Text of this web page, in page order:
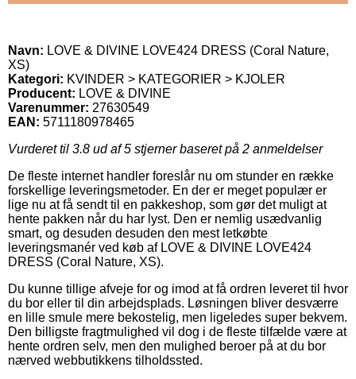
Navn: LOVE & DIVINE LOVE424 DRESS (Coral Nature,
XS)
Kategori: KVINDER > KATEGORIER > KJOLER
Producent: LOVE & DIVINE
Varenummer: 27630549
EAN: 5711180978465
Vurderet til 3.8 ud af 5 stjerner baseret på 2 anmeldelser
De fleste internet handler foreslår nu om stunder en række
forskellige leveringsmetoder. En der er meget populær er
lige nu at få sendt til en pakkeshop, som gør det muligt at
hente pakken når du har lyst. Den er nemlig usædvanlig
smart, og desuden desuden den mest letkøbte
leveringsmanér ved køb af LOVE & DIVINE LOVE424
DRESS (Coral Nature, XS).
Du kunne tillige afveje for og imod at få ordren leveret til hvor
du bor eller til din arbejdsplads. Løsningen bliver desværre
en lille smule mere bekostelig, men ligeledes super bekvem.
Den billigste fragtmulighed vil dog i de fleste tilfælde være at
hente ordren selv, men den mulighed beroer på at du bor
nærved webbutikkens tilholdssted.